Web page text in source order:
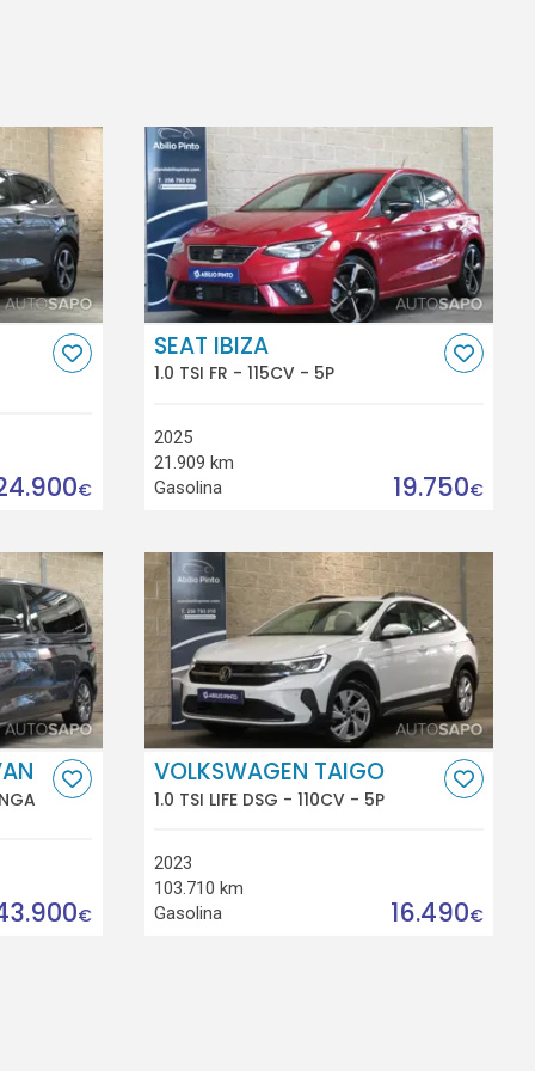
€
SEAT IBIZA
1.0 TSI FR - 115CV - 5P
2025
21.909 km
Gasolina
19.750€
€
VOLKSWAGEN TAIGO
1.0 TSI LIFE DSG - 110CV - 5P
2023
103.710 km
Gasolina
16.490€